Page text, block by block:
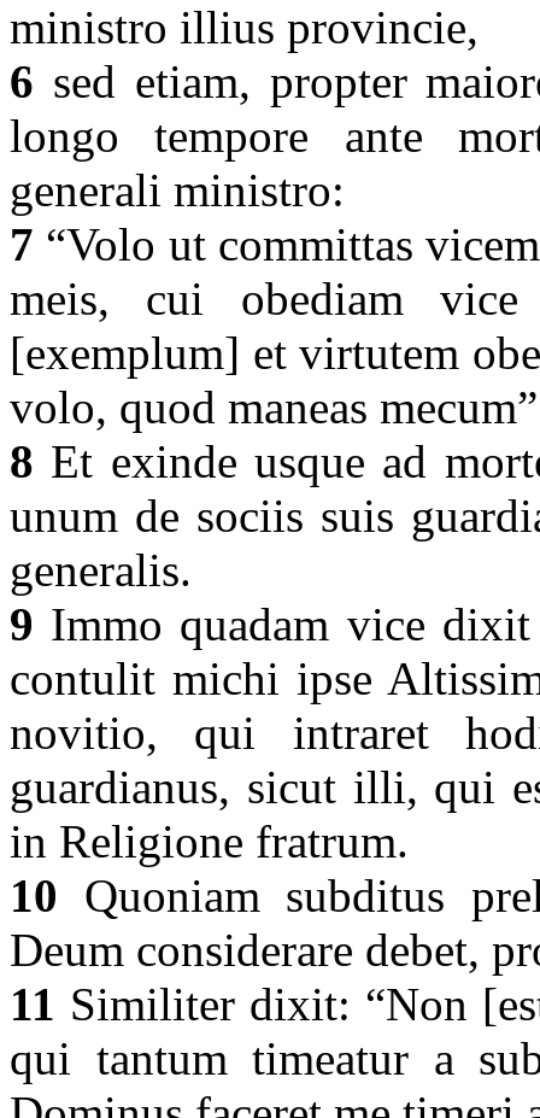
ministro illius provincie,
6 sed etiam, propter
longo tempore ante
generali ministro:
7 “Volo ut committas
meis, cui obediam
[exemplum] et virtutem
volo, quod maneas
8 Et exinde usque ad
unum de sociis suis
generalis.
9 Immo quadam vice
contulit michi ipse
novitio, qui intraret
guardianus, sicut illi, qui
in Religione fratrum.
10 Quoniam subditus
Deum considerare debet,
11 Similiter dixit: “Non
qui tantum timeatur a